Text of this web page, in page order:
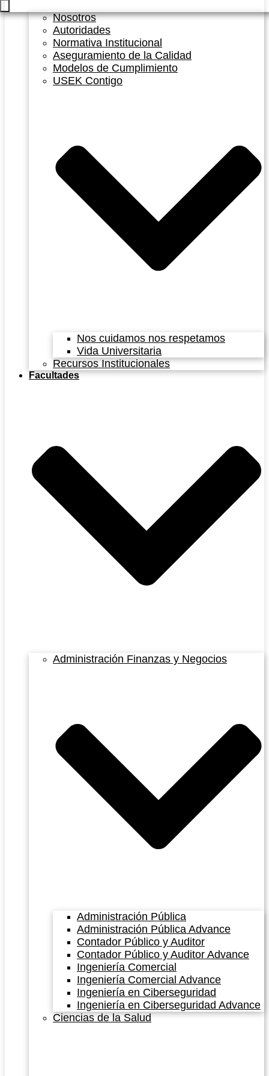
Nosotros
Autoridades
Normativa Institucional
Aseguramiento de la Calidad
Modelos de Cumplimiento
USEK Contigo
Nos cuidamos nos respetamos
Vida Universitaria
Recursos Institucionales
Facultades
Administración Finanzas y Negocios
Administración Pública
Administración Pública Advance
Contador Público y Auditor
Contador Público y Auditor Advance
Ingeniería Comercial
Ingeniería Comercial Advance
Ingeniería en Ciberseguridad
Ingeniería en Ciberseguridad Advance
Ciencias de la Salud